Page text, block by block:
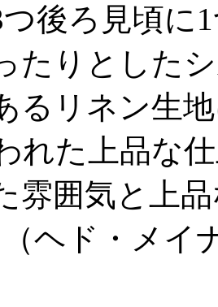
後ろ見頃に
たりとした
るリネン生
れた上品な
雰囲気と上
ヘド・メイ